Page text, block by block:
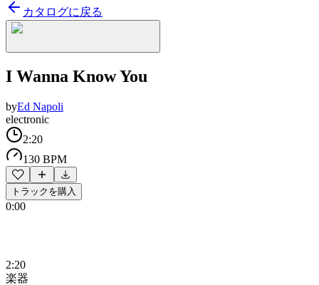
カタログに戻る
I Wanna Know You
byEd Napoli
electronic
2:20
130 BPM
トラックを購入
0:00
2:20
楽器